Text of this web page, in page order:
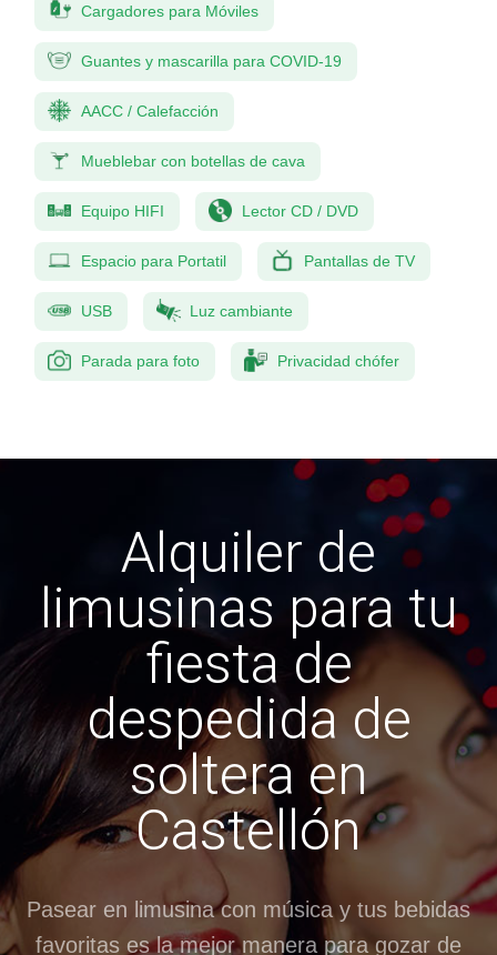
Cargadores para Móviles
Guantes y mascarilla para COVID-19
AACC / Calefacción
Mueblebar con botellas de cava
Equipo HIFI Lector CD / DVD
Espacio para Portatil Pantallas de TV
USB Luz cambiante
Parada para foto Privacidad chófer
Alquiler de
limusinas para tu
fiesta de
despedida de
soltera en
Castellón
Pasear en limusina con música y tus bebidas
favoritas es la mejor manera para gozar de